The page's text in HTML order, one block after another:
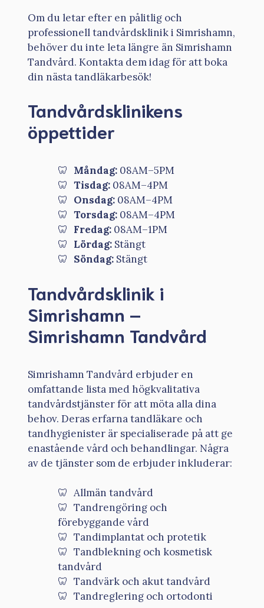
Om du letar efter en pålitlig och
professionell tandvårdsklinik i Simrishamn,
behöver du inte leta längre än Simrishamn
Tandvård. Kontakta dem idag för att boka
din nästa tandläkarbesök!
Tandvårdsklinikens
öppettider
Måndag: 08AM–5PM
Tisdag: 08AM–4PM
Onsdag: 08AM–4PM
Torsdag: 08AM–4PM
Fredag: 08AM–1PM
Lördag: Stängt
Söndag: Stängt
Tandvårdsklinik i
Simrishamn –
Simrishamn Tandvård
Simrishamn Tandvård erbjuder en
omfattande lista med högkvalitativa
tandvårdstjänster för att möta alla dina
behov. Deras erfarna tandläkare och
tandhygienister är specialiserade på att ge
enastående vård och behandlingar. Några
av de tjänster som de erbjuder inkluderar:
Allmän tandvård
Tandrengöring och
förebyggande vård
Tandimplantat och protetik
Tandblekning och kosmetisk
tandvård
Tandvärk och akut tandvård
Tandreglering och ortodonti